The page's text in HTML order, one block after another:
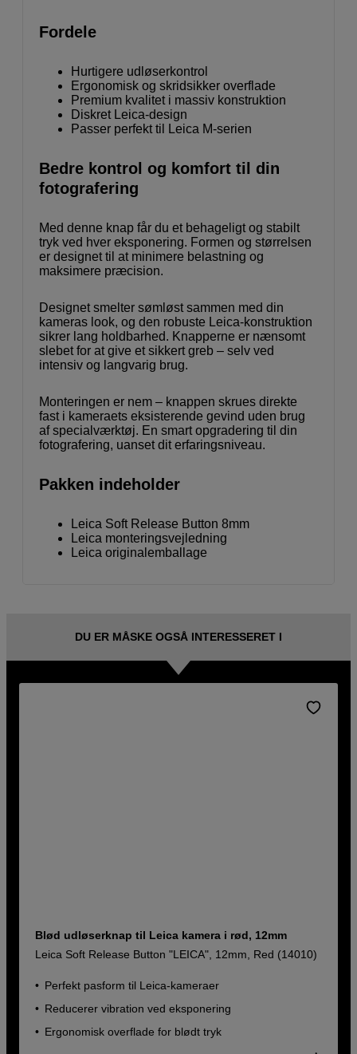
Fordele
Hurtigere udløserkontrol
Ergonomisk og skridsikker overflade
Premium kvalitet i massiv konstruktion
Diskret Leica-design
Passer perfekt til Leica M-serien
Bedre kontrol og komfort til din
fotografering
Med denne knap får du et behageligt og stabilt
tryk ved hver eksponering. Formen og størrelsen
er designet til at minimere belastning og
maksimere præcision.
Designet smelter sømløst sammen med din
kameras look, og den robuste Leica-konstruktion
sikrer lang holdbarhed. Knapperne er nænsomt
slebet for at give et sikkert greb – selv ved
intensiv og langvarig brug.
Monteringen er nem – knappen skrues direkte
fast i kameraets eksisterende gevind uden brug
af specialværktøj. En smart opgradering til din
fotografering, uanset dit erfaringsniveau.
Pakken indeholder
Leica Soft Release Button 8mm
Leica monteringsvejledning
Leica originalemballage
DU ER MÅSKE OGSÅ INTERESSERET I
Blød udløserknap til Leica kamera i rød, 12mm
Leica Soft Release Button "LEICA", 12mm, Red (14010)
Perfekt pasform til Leica-kameraer
Reducerer vibration ved eksponering
Ergonomisk overflade for blødt tryk